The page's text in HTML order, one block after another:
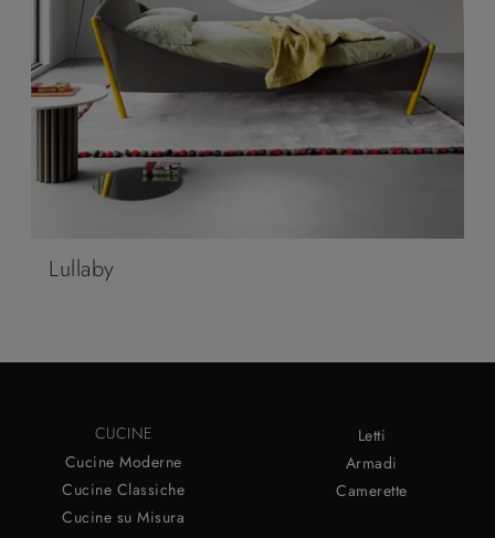
Lullaby
CUCINE
Cucine Moderne
Cucine Classiche
Cucine su Misura
Letti
Armadi
Camerette